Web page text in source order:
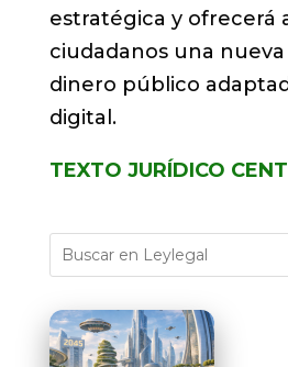
estratégica y ofrecerá
ciudadanos una
dinero público
digital.
TEXTO JURÍDICO